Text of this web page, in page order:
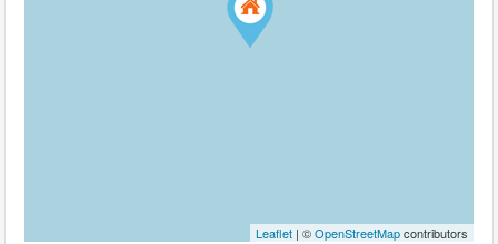
Leaflet | ©OpenStreetMapcontributors